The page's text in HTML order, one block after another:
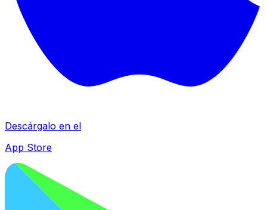
Descárgalo en el
App Store